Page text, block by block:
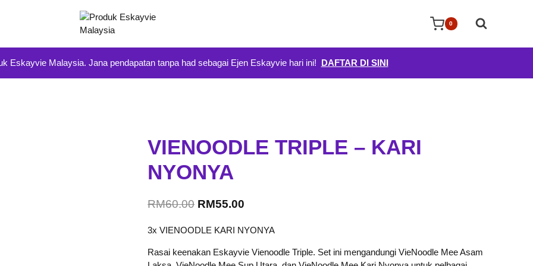
0
Eskayvie Malaysia. Jana pendapatan tanpa had sebagai Ejen Eskayvie hari ini! DAFTAR DI SINI
VIENOODLE TRIPLE – KARI
NYONYA
RM60.00 Original
was:
RM60.00.
RM55.00
is:
RM55.00.
3x VIENOODLE KARI NYONYA
Rasai keenakan Eskayvie Vienoodle Triple. Set ini mengandungi VieNoodle Mee Asam